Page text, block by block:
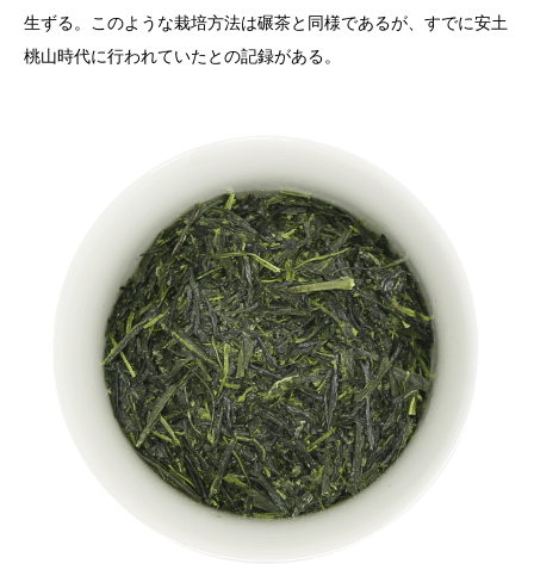
生ずる。このような栽培方法は碾茶と同様であるが、すでに安土
桃山時代に行われていたとの記録がある。